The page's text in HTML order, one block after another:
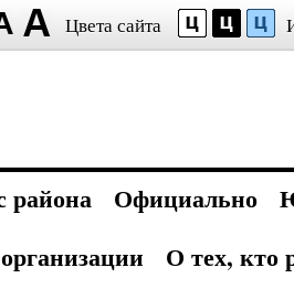
Цвета сайта
района Официально
О тех, кто